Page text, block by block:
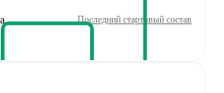
Последний стартовый состав